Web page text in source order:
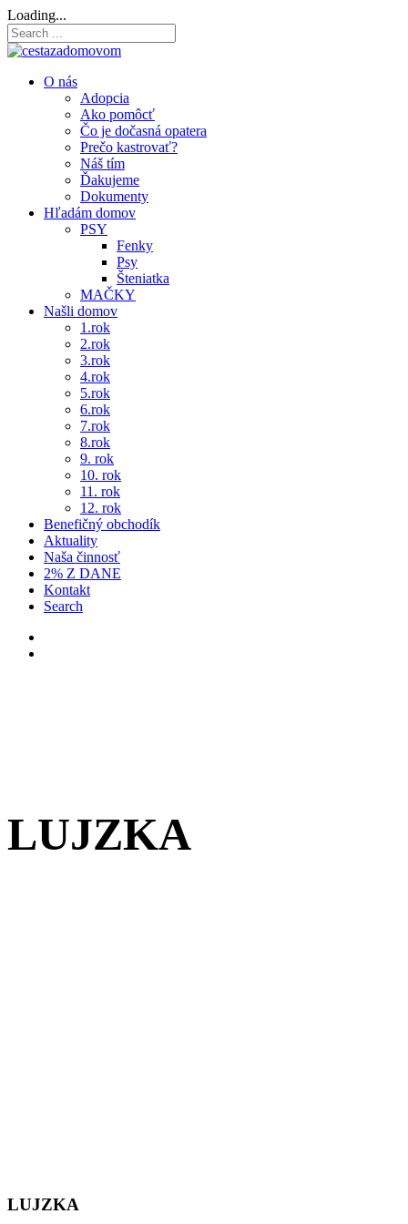
Loading...
O nás
Adopcia
Ako pomôcť
Čo je dočasná opatera
Prečo kastrovať?
Náš tím
Ďakujeme
Dokumenty
Hľadám domov
PSY
Fenky
Psy
Šteniatka
MAČKY
Našli domov
1.rok
2.rok
3.rok
4.rok
5.rok
6.rok
7.rok
8.rok
9. rok
10. rok
11. rok
12. rok
Benefičný obchodík
Aktuality
Naša činnosť
2% Z DANE
Kontakt
Search
LUJZKA
LUJZKA